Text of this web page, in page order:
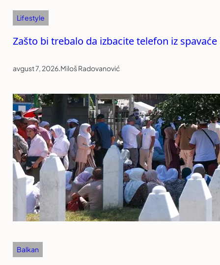
Lifestyle
Zašto bi trebalo da izbacite telefon iz
avgust 7, 2026.Miloš Radovanović
Balkan